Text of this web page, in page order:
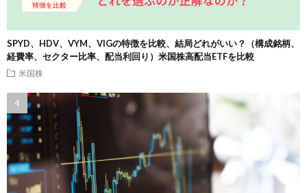
SPYD、HDV、VYM、VIGの特徴を比較、結局どれがいい？（構成銘柄、
経費率、セクター比率、配当利回り）米国株高配当ETFを比較
米国株